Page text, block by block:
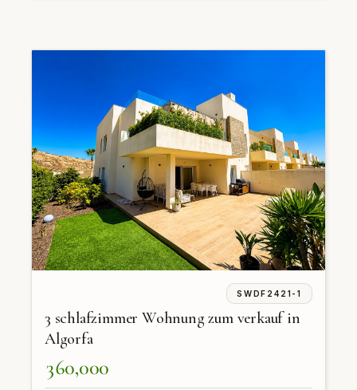
SWDF2421-1
3 schlafzimmer Wohnung zum verkauf in
Algorfa
360,000